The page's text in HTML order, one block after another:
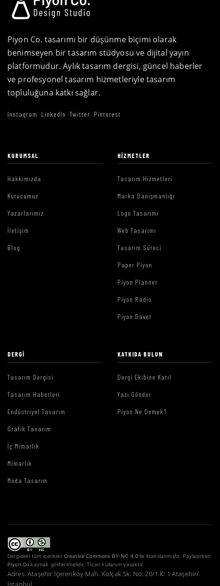
Piyon Co. tasarımı bir düşünme biçimi olarak
benimseyen bir tasarım stüdyosu ve dijital yayın
platformudur. Aylık tasarım dergisi, güncel haberler
ve profesyonel tasarım hizmetleriyle tasarım
topluluğuna katkı sağlar.
Instagram LinkedIn Twitter Pinterest
KURUMSAL
Hakkımızda
Kurucumuz
Yazarlarımız
İletişim
Blog
HIZMETLER
Tasarım Hizmetleri
Marka Danışmanlığı
Logo Tasarımı
Web Tasarımı
Tasarım Süreci
Paper Piyon
Piyon Planner
Piyon Radio
Piyon Davet
DERGI
Tasarım Dergisi
Tasarım Haberleri
Endüstriyel Tasarım
Grafik Tasarım
İç Mimarlık
Mimarlık
Moda Tasarım
KATKIDA BULUN
Dergi Ekibine Katıl
Yazı Gönder
Piyon Ne Demek?
Dergideki tüm içerikler Creative Commons BY-NC 4.0 ile lisanslanmıştır. Paylaşırken
Piyon.Co kaynak gösterilmelidir. Ticari kullanım yasaktır.
Adres: Ataşehir İçerenköy Mah. Kolçak Sk. No: 20/1 K: 1 Ataşehir/
İstanbul